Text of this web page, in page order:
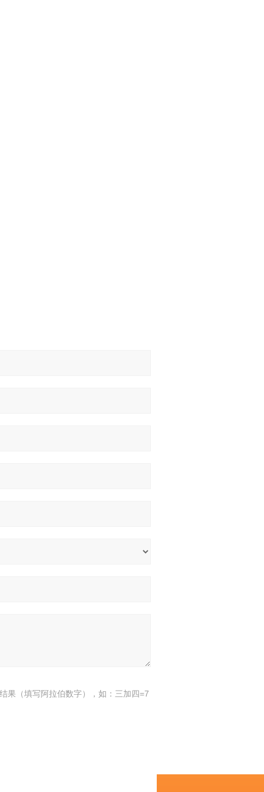
果（填写阿拉伯数字），如：三加四=7